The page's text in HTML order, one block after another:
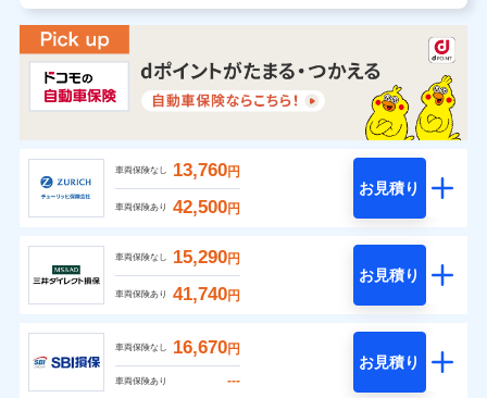
車両保険なし 13,760円
車両保険あり 42,500円
お見積り
車両保険なし 15,290円
車両保険あり 41,740円
お見積り
車両保険なし 16,670円
車両保険あり ---
お見積り